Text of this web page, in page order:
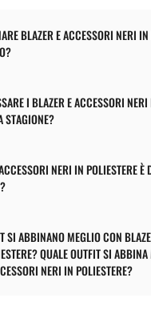
BLAZER E ACCESSORI NERI IN
I BLAZER E ACCESSORI NERI
STAGIONE?
NERI IN POLIESTERE È
SI ABBINANO MEGLIO CON
QUALE OUTFIT SI
NERI IN POLIESTERE?